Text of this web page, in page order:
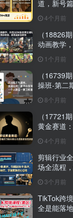
道，新号
4个月前
（18826
动画教学
益，新赛
1个月前
（16739
操班-第二
现，一个
8个月前
（17721
黄金赛道
变现钥匙
4个月前
剪辑行业
场全流程
3个月前
TikTok跨
全是能落